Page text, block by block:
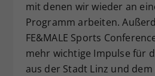
mit denen wir wieder an
Programm arbeiten.
FE&MALE Sports
mehr wichtige Impulse für
aus der Stadt Linz und dem